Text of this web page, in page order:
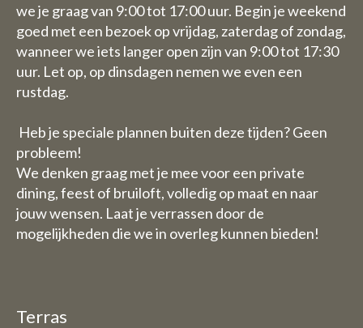
we je graag van 9:00 tot 17:00 uur. Begin je weekend
goed met een bezoek op vrijdag, zaterdag of zondag,
wanneer we iets langer open zijn van 9:00 tot 17:30
uur. Let op, op dinsdagen nemen we even een
rustdag.
Heb je speciale plannen buiten deze tijden? Geen
probleem!
We denken graag met je mee voor een private
dining, feest of bruiloft, volledig op maat en naar
jouw wensen. Laat je verrassen door de
mogelijkheden die we in overleg kunnen bieden!
Terras